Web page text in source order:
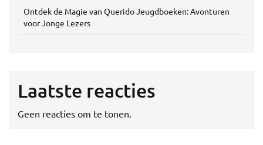
Ontdek de Magie van Querido Jeugdboeken: Avonturen
voor Jonge Lezers
Laatste reacties
Geen reacties om te tonen.